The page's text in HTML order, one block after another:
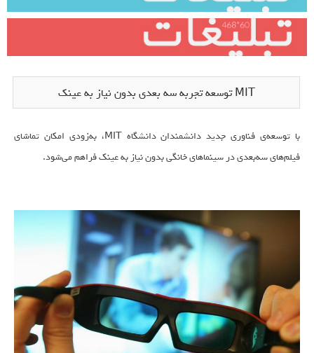
MIT توسعه تجربه سه بعدی بدون نیاز به عینک
با توسعه‌ی فناوری جدید دانشمندان دانشگاه MIT، به‌زودی امکان تماشای
فیلم‌های سه‌بعدی در سینماهای خانگی بدون نیاز به عینک فراهم می‌شود.